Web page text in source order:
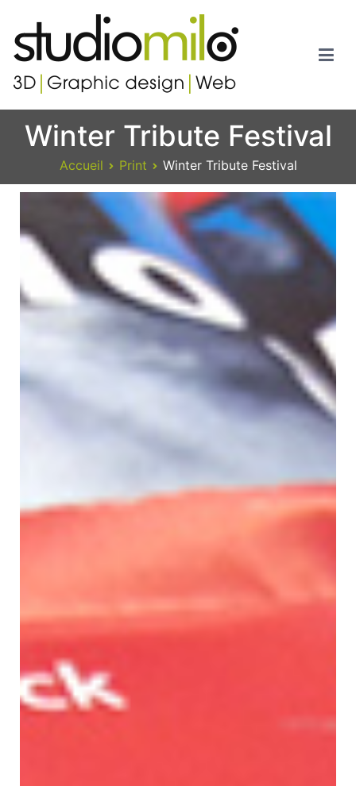
Studiomilo
Votre spécialiste en 3D, Images de synthèse, Graphic design et
WebWinter Tribute Festival
Accueil Print Winter Tribute Festival